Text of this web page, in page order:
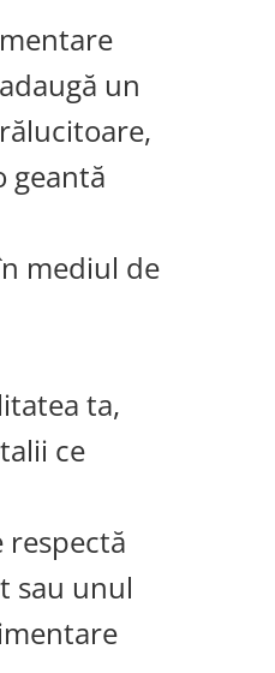
un
geantă
mediul de
ta,
ce
sau unul